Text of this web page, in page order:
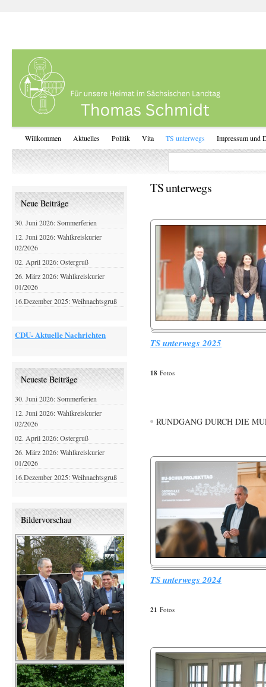
Willkommen Aktuelles Politik Vita TS unterwegs Impressum und
TS unterwegs
TS unterwegs 2025
18 Fotos
RUNDGANG DURCH DIE
TS unterwegs 2024
21 Fotos
Neue Beiträge
30. Juni 2026: Sommerferien
12. Juni 2026: Wahlkreiskurier
02/2026
02. April 2026: Ostergruß
26. März 2026: Wahlkreiskurier
01/2026
16.Dezember 2025: Weihnachtsgruß
CDU- Aktuelle Nachrichten
Neueste Beiträge
30. Juni 2026: Sommerferien
12. Juni 2026: Wahlkreiskurier
02/2026
02. April 2026: Ostergruß
26. März 2026: Wahlkreiskurier
01/2026
16.Dezember 2025: Weihnachtsgruß
Bildervorschau